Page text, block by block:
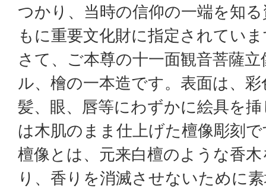
つかり、当時の信仰の一端を知
もに重要文化財に指定されてい
さて、ご本尊の十一面観音菩薩
ル、檜の一本造です。表面は、
髪、眼、唇等にわずかに絵具を
は木肌のまま仕上げた檀像彫刻
檀像とは、元来白檀のような香
り、香りを消滅させないために